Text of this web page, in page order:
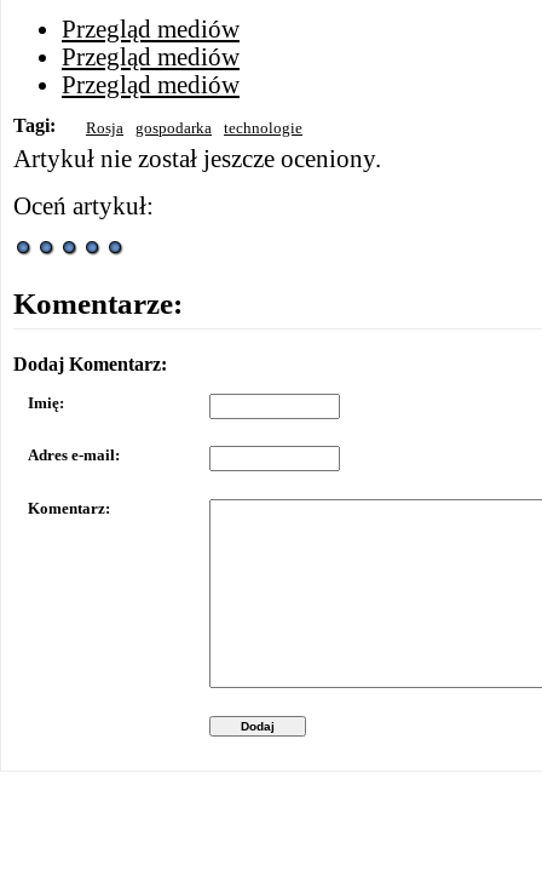
Przegląd mediów
Przegląd mediów
Przegląd mediów
Tagi: Rosja gospodarka technologie
Artykuł nie został jeszcze oceniony.
Oceń artykuł:
Komentarze:
Dodaj Komentarz:
Imię:
Adres e-mail:
Komentarz:
Dodaj